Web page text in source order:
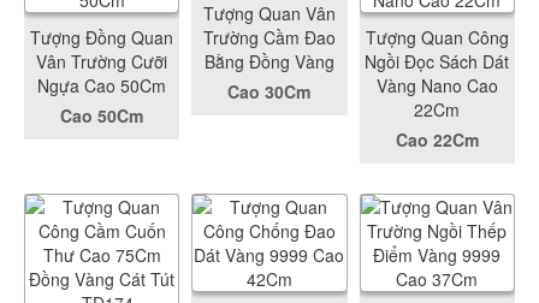
Tượng Đồng Quan
Vân Trường Cưỡi
Ngựa Cao 50Cm
Cao 50Cm
Tượng Quan Vân
Trường Cầm Đao
Bằng Đồng Vàng
Cao 30Cm
Tượng Quan Công
Ngồi Đọc Sách Dát
Vàng Nano Cao
22Cm
Cao 22Cm